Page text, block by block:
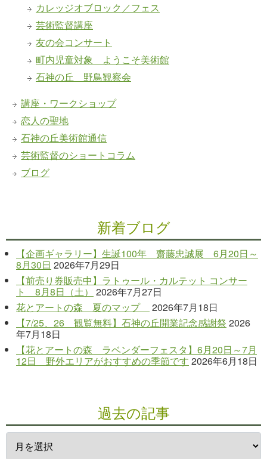
カレッジオブロック／フェス
芸術監督講座
友の会コンサート
町内児童対象 ようこそ美術館
石神の丘 野鳥観察会
講座・ワークショップ
恋人の聖地
石神の丘美術館通信
芸術監督のショートコラム
ブログ
新着ブログ
【企画ギャラリー】生誕100年 齋藤忠誠展 6月20日～
8月30日 2026年7月29日
【前売り券販売中】ラトゥール・カルテット コンサー
ト 8月8日（土）
2026年7月27日
花とアートの森 夏のマップ
2026年7月18日
【7/25、26 観覧無料】石神の丘開業記念感謝祭 2026
年7月18日
【花とアートの森 ラベンダーフェスタ】6月20日～7月
12日 野外エリアがおすすめの季節です 2026年6月18日
過去の記事